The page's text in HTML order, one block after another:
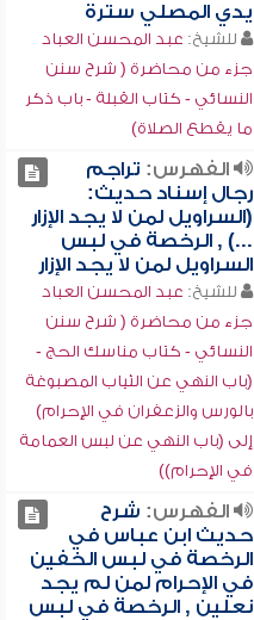
يدي المصلي سترة
للشيخ: عبد المحسن العباد
جزء من محاضرة ( شرح سنن
النسائي - كتاب القبلة - باب ذكر
ما يقطع الصلاة)
الفهرس: تراجم
رجال إسناد حديث:
(السراويل لمن لا يجد الإزار
...) , الرخصة في لبس
السراويل لمن لا يجد الإزار
للشيخ: عبد المحسن العباد
جزء من محاضرة ( شرح سنن
النسائي - كتاب مناسك الحج -
(باب النهي عن الثياب المصبوغة
بالورس والزعفران في الإحرام)
إلى (باب النهي عن لبس العمامة
في الإحرام))
الفهرس: شرح
حديث ابن عباس في
الرخصة في لبس الخفين
في الإحرام لمن لم يجد
نعلين , الرخصة في لبس